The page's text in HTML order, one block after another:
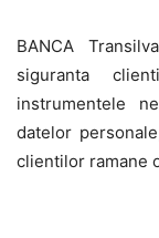
BANCA
siguranta
instrumentele
datelor
clientilor ramane